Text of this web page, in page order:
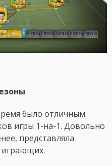
было отличным
игры 1-на-1. Довольно
представляла